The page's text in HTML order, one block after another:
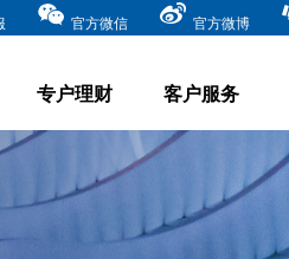
官方微信 官方微博
专户理财 客户服务